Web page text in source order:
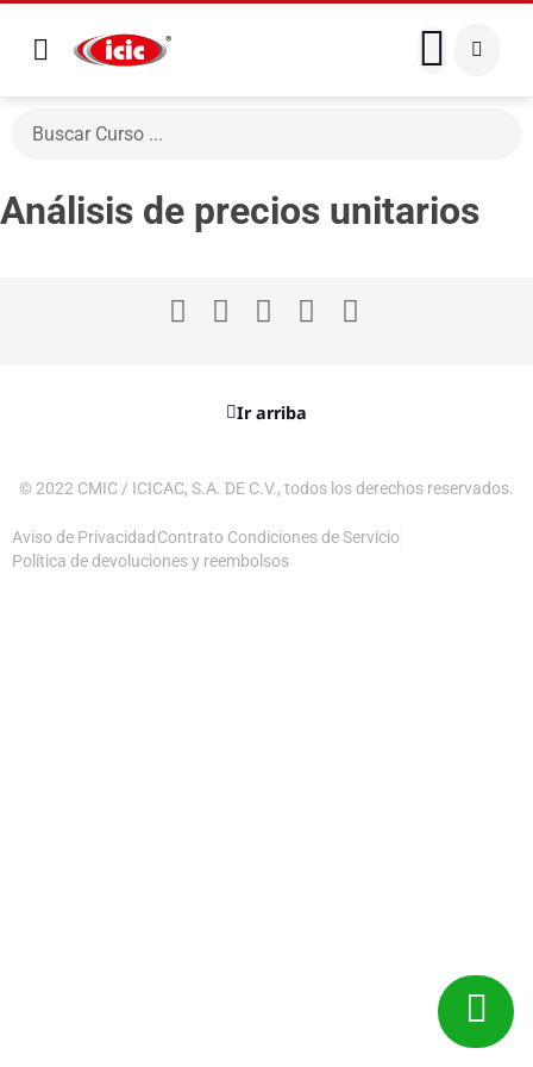
Análisis de precios unitarios
Ir arriba
© 2022 CMIC / ICICAC, S.A. DE C.V., todos los derechos reservados.
Aviso de Privacidad Contrato Condiciones de Servicio
Política de devoluciones y reembolsos